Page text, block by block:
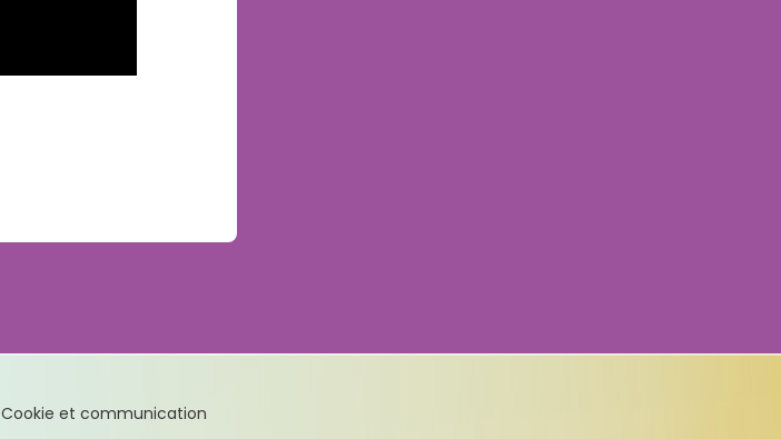
Cookie et communication